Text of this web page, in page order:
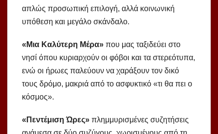
απλώς προσωπική επιλογή, αλλά κοινωνική
υπόθεση και μεγάλο σκάνδαλο.
«Μια Καλύτερη Μέρα» που μας ταξιδεύει στο
νησί όπου κυριαρχούν οι φόβοι και τα στερεότυπα,
ενώ οι ήρωες παλεύουν να χαράξουν τον δικό
τους δρόμο, μακριά από το ασφυκτικό «τι θα πει ο
κόσμος».
«Πεντέμιση Ώρες» πλημμυρισμένες συζητήσεις